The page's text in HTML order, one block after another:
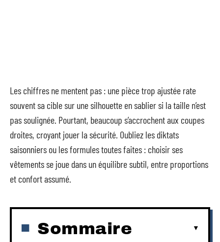
Les chiffres ne mentent pas : une pièce trop ajustée rate
souvent sa cible sur une silhouette en sablier si la taille n’est
pas soulignée. Pourtant, beaucoup s’accrochent aux coupes
droites, croyant jouer la sécurité. Oubliez les diktats
saisonniers ou les formules toutes faites : choisir ses
vêtements se joue dans un équilibre subtil, entre proportions
et confort assumé.
Sommaire